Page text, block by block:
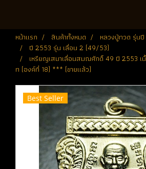
หน้าแรก สินค้าทั้งหมด
หลวงปู่ทวด รุ่น
ปี 2553 รุ่น เลื่อน 2 (49/53)
เหรียญเสมาเลื่อนสมณศักดิ์ 49 ปี 2553 เ
ท (องค์ที่ 18) *** (ขายแล้ว)
Best Seller